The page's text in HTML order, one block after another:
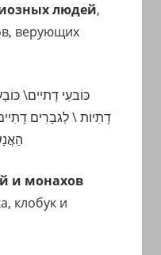
людей,
верующих
כּוֹבעֵי דָתיים\
דָתִיוֹת \ לְגבָרִים
и монахов
клобук и